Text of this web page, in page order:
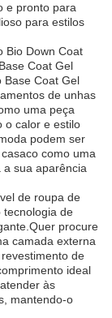
e pronto para
para estilos
Bio Down Coat
Coat Gel
Base Coat Gel
de unhas
uma peça
o calor e estilo
podem ser
como uma
sua aparência
de roupa de
tecnologia de
procure
camada externa
de
ideal
às
mantendo-o